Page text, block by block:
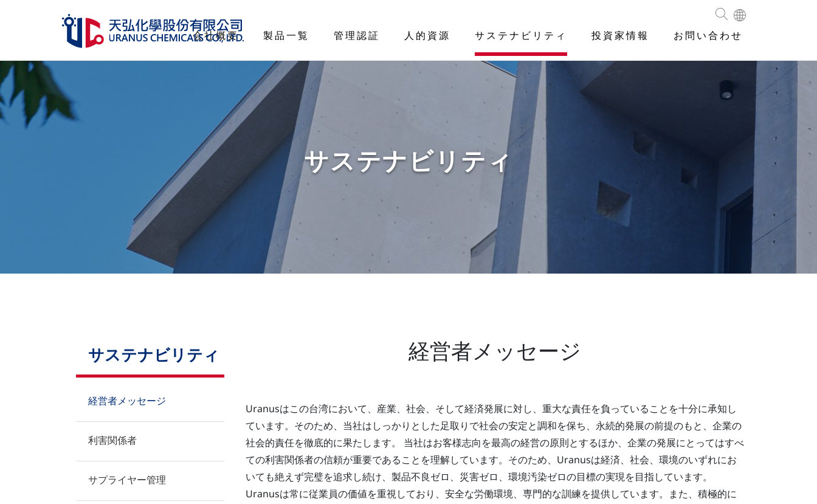
会社概要
製品一覧
会社概要 製品一覧 管理認証 人的資源 サステナビリティ 投資家情報 お問い合わせ
サステナビリティ
サステナビリティ
経営者メッセージ
利害関係者
サプライヤー管理
経営者メッセージ
Uranusはこの台湾において、産業、社会、そして経済発展に対し、重大な責任を負っていることを十分に承知し
ています。そのため、当社はしっかりとした足取りで社会の安定と調和を保ち、永続的発展の前提のもと、企業の
社会的責任を徹底的に果たします。 当社はお客様志向を最高の経営の原則とするほか、企業の発展にとってはすべ
ての利害関係者の信頼が重要であることを理解しています。そのため、Uranusは経済、社会、環境のいずれにお
いても絶えず完璧を追求し続け、製品不良ゼロ、災害ゼロ、環境汚染ゼロの目標の実現を目指しています。
Uranusは常に従業員の価値を重視しており、安全な労働環境、専門的な訓練を提供しています。また、積極的に